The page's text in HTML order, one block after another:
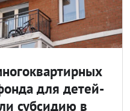
для детей-
субсидию в